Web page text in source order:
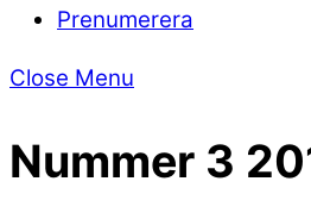
Prenumerera
Close Menu
Nummer 3